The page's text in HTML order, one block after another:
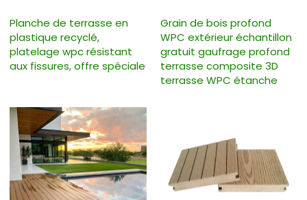
Planche de terrasse en
plastique recyclé,
platelage wpc résistant
aux fissures, offre spéciale
Grain de bois profond
WPC extérieur échantillon
gratuit gaufrage profond
terrasse composite 3D
terrasse WPC étanche